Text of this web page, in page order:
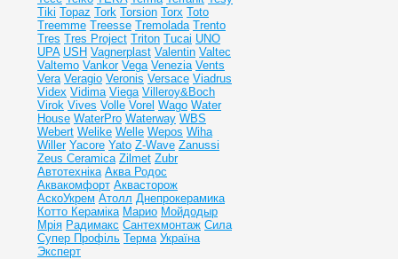
Tiki Topaz Tork Torsion Torx Toto
Treemme Treesse Tremolada Trento
Tres Tres Project Triton Tucai UNO
UPA USH Vagnerplast Valentin Valtec
Valtemo Vankor Vega Venezia Vents
Vera Veragio Veronis Versace Viadrus
Videx Vidima Viega Villeroy&Boch
Virok Vives Volle Vorel Wago Water
House WaterPro Waterway WBS
Webert Welike Welle Wepos Wiha
Willer Yacore Yato Z-Wave Zanussi
Zeus Ceramica Zilmet Zubr
Автотехніка Аква Родос
Аквакомфорт Аквасторож
АскоУкрем Атолл Днепрокерамика
Котто Кераміка Марио Мойдодыр
Мрія Радимакс Сантехмонтаж Сила
Супер Профіль Терма Україна
Эксперт